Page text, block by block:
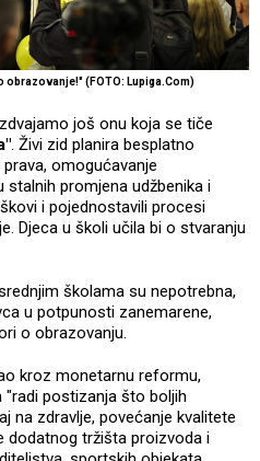
(FOTO: Lupiga.Com)
još onu koja se tiče
. Živi zid planira besplatno
omogućavanje
stalnih promjena udžbenika i
i pojednostavili procesi
Djeca u školi učila bi o stvaranju
školama su nepotrebna,
u potpunosti zanemarene,
o obrazovanju.
kroz monetarnu reformu,
"radi postizanja što boljih
na zdravlje, povećanje kvalitete
dodatnog tržišta proizvoda i